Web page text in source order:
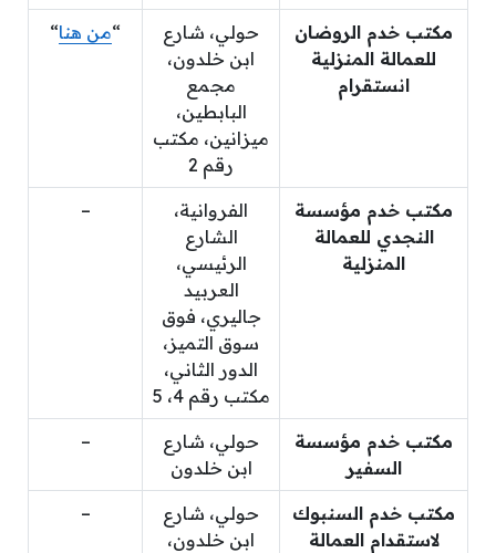
مكتب خدم الروضان
للعمالة المنزلية
انستقرام
حولي، شارع
ابن خلدون،
مجمع
البابطين،
ميزانين، مكتب
رقم 2
“من هنا“
مكتب خدم مؤسسة
النجدي للعمالة
المنزلية
الفروانية،
الشارع
الرئيسي،
العربيد
جاليري، فوق
سوق التميز،
الدور الثاني،
مكتب رقم 4، 5
–
مكتب خدم مؤسسة
السفير
حولي، شارع
ابن خلدون
–
مكتب خدم السنبوك
لاستقدام العمالة
حولي، شارع
ابن خلدون،
–